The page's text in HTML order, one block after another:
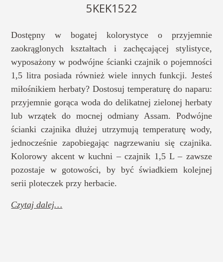
5KEK1522
Dostępny w bogatej kolorystyce o przyjemnie
zaokrąglonych kształtach i zachęcającej stylistyce,
wyposażony w podwójne ścianki czajnik o pojemności
1,5 litra posiada również wiele innych funkcji. Jesteś
miłośnikiem herbaty? Dostosuj temperaturę do naparu:
przyjemnie gorąca woda do delikatnej zielonej herbaty
lub wrzątek do mocnej odmiany Assam. Podwójne
ścianki czajnika dłużej utrzymują temperaturę wody,
jednocześnie zapobiegając nagrzewaniu się czajnika.
Kolorowy akcent w kuchni – czajnik 1,5 L – zawsze
pozostaje w gotowości, by być świadkiem kolejnej
serii ploteczek przy herbacie.
Czytaj dalej…